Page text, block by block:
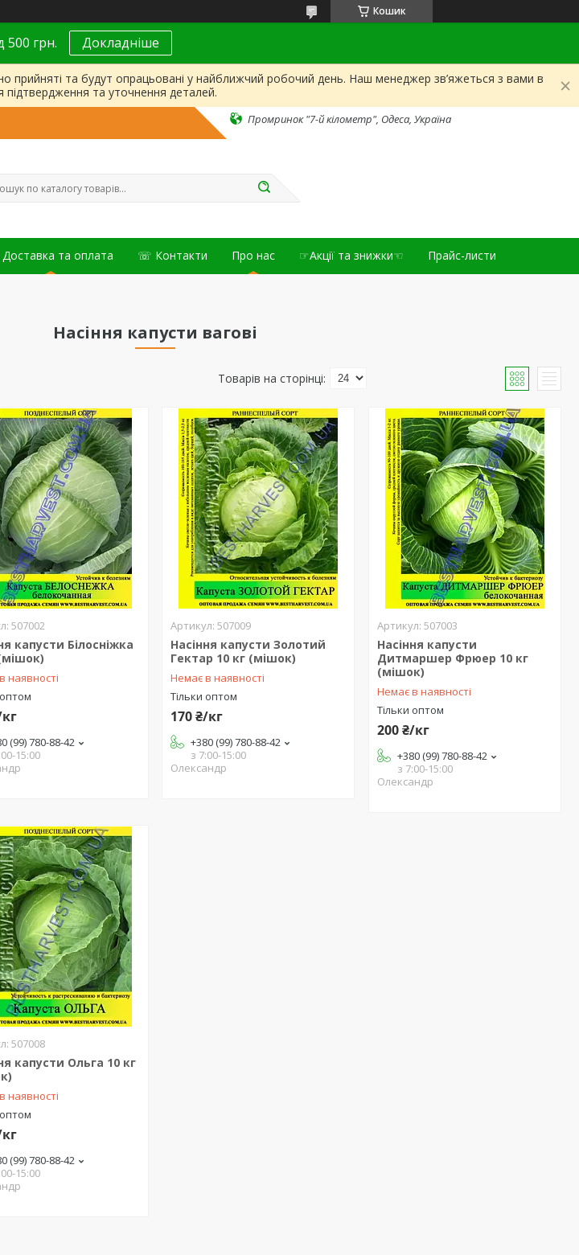
Кошик
500 грн. Докладніше
прийняті та будут опрацьовані у найближчий робочий день. Наш менеджер зв’яжеться з вами в
підтвердження та уточнення деталей.
Промринок "7-й кілометр", Одеса, Україна
Доставка та оплата ☏ Контакти Про нас ☞Акції та знижки☜ Прайс-листи
Насіння капусти вагові
507002
капусти Білосніжка
наявності
(99) 780-88-42
15:00
507009
Насіння капусти Золотий
Гектар 10 кг (мішок)
Немає в наявності
Тільки оптом
170 ₴/кг
+380 (99) 780-88-42
з 7:00-15:00
Олександр
507003
Насіння капусти
Дитмаршер Фрюер 10 кг
(мішок)
Немає в наявності
Тільки оптом
200 ₴/кг
+380 (99) 780-88-42
з 7:00-15:00
Олександр
507008
капусти Ольга 10 кг
наявності
(99) 780-88-42
15:00